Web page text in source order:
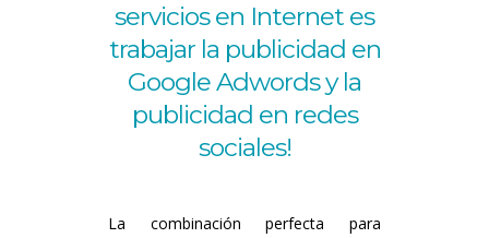
servicios en Internet es
trabajar la publicidad en
Google Adwords y la
publicidad en redes
sociales!
La combinación perfecta para